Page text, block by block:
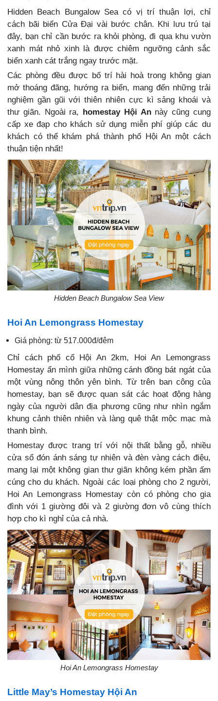
Hidden Beach Bungalow Sea có vị trí thuận lợi, chỉ
cách bãi biển Cửa Đại vài bước chân. Khi lưu trú tại
đây, bạn chỉ cần bước ra khỏi phòng, đi qua khu vườn
xanh mát nhỏ xinh là được chiêm ngưỡng cảnh sắc
biển xanh cát trắng ngay trước mặt.
Các phòng đều được bố trí hài hoà trong không gian
mở thoáng đãng, hướng ra biển, mang đến những trải
nghiệm gần gũi với thiên nhiên cực kì sảng khoái và
thư giãn. Ngoài ra,
homestay Hội Annày cũng cung
cấp xe đạp cho khách sử dụng miễn phí giúp các du
khách có thể khám phá thành phố Hội An một cách
thuận tiện nhất!
Hidden Beach Bungalow Sea View
Hoi An Lemongrass Homestay
Giá phòng: từ 517.000đ/đêm
Chỉ cách phố cổ Hội An 2km, Hoi An Lemongrass
Homestay ẩn mình giữa những cánh đồng bát ngát của
một vùng nông thôn yên bình. Từ trên ban công của
homestay, bạn sẽ được quan sát các hoạt động hàng
ngày của người dân địa phương cũng như nhìn ngắm
khung cảnh thiên nhiên và làng quê thật mộc mạc mà
thanh bình.
Homestay được trang trí với nội thất bằng gỗ, nhiều
cửa sổ đón ánh sáng tự nhiên và đèn vàng cách điệu,
mang lại một không gian thư giãn không kém phần ấm
cúng cho du khách. Ngoài các loại phòng cho 2 người,
Hoi An Lemongrass Homestay còn có phòng cho gia
đình với 1 giường đôi và 2 giường đơn vô cùng thích
hợp cho kì nghỉ của cả nhà.
Hoi An Lemongrass Homestay
Little May’s Homestay Hội An